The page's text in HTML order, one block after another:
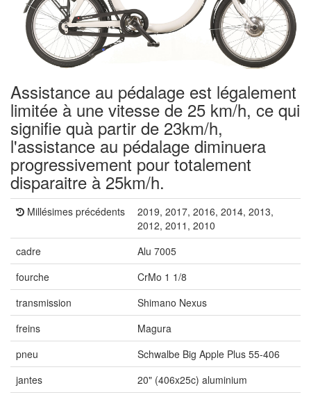
Assistance au pédalage est légalement
limitée à une vitesse de 25 km/h, ce qui
signifie quà partir de 23km/h,
l'assistance au pédalage diminuera
progressivement pour totalement
disparaitre à 25km/h.
Millésimes précédents
2019, 2017, 2016, 2014, 2013,
2012, 2011, 2010
cadre
Alu 7005
fourche
CrMo 1 1/8
transmission
Shimano Nexus
freins
Magura
pneu
Schwalbe Big Apple Plus 55-406
jantes
20" (406x25c) aluminium